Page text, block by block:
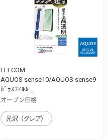
ELECOM
AQUOS sense10/AQUOS sense9
ｶﾞﾗｽﾌｨﾙﾑ ...
オープン価格
光沢（グレア）